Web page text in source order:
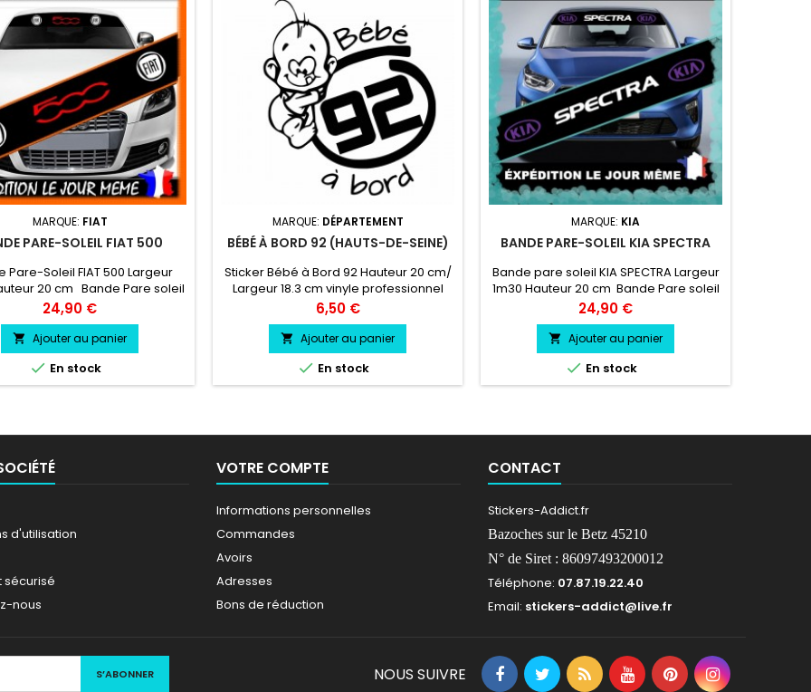
MARQUE: FIAT
PARE-SOLEIL FIAT 500
Pare-Soleil FIAT 500 Largeur
20 cm Bande Pare soleil
au choix Logo FIAT 500 couleur
au choix
Prix
24,90 €
 Ajouter au panier
 En stock
MARQUE: DÉPARTEMENT
BÉBÉ À BORD 92 (HAUTS-DE-SEINE)
Sticker Bébé à Bord 92 Hauteur 20 cm/
Largeur 18.3 cm vinyle professionnel
très résistant résiste a l'eau, essence,
chaleur, froid.
Prix
6,50 €
 Ajouter au panier
 En stock
MARQUE: KIA
BANDE PARE-SOLEIL KIA SPECTRA
Bande pare soleil KIA SPECTRA Largeur
1m30 Hauteur 20 cm Bande Pare soleil
couleur au choix Logo KIA SPECTRA
couleur au choix
Prix
24,90 €
 Ajouter au panier
 En stock
d'utilisation
sécurisé
nous
VOTRE COMPTE
Informations personnelles
Commandes
Avoirs
Adresses
Bons de réduction
CONTACT
Stickers-Addict.fr
Bazoches sur le Betz 45210
N° de Siret : 86097493200012
Téléphone: 07.87.19.22.40
Email: stickers-addict@live.fr
NOUS SUIVRE